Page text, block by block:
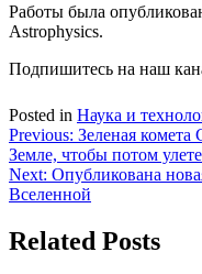
Работы была
Astrophysics.
Подпишитесь на наш
Posted in Наука и
Навигация
по
записям
Previous: Зеленая
Земле, чтобы потом
Next: Опубликована
Вселенной
Related Posts